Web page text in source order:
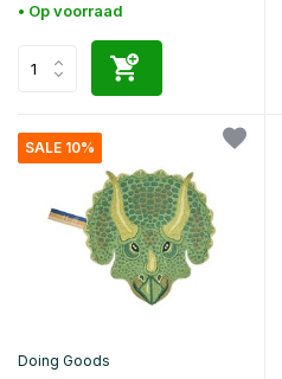
• Op voorraad
SALE 10%
Doing Goods